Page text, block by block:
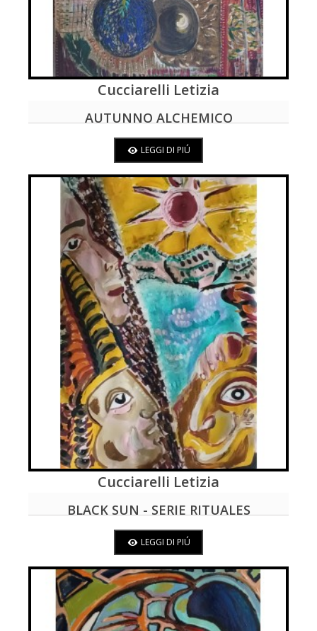
LEGGI DI PIÚ
Cucciarelli Letizia
AUTUNNO ALCHEMICO
LEGGI DI PIÚ
LEGGI DI PIÚ
Cucciarelli Letizia
BLACK SUN - SERIE RITUALES
LEGGI DI PIÚ